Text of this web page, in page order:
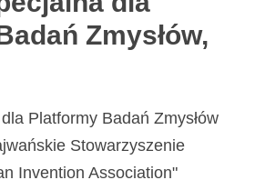
Zmysłów,
Platformy Badań Zmysłów
Stowarzyszenie
Invention Association"